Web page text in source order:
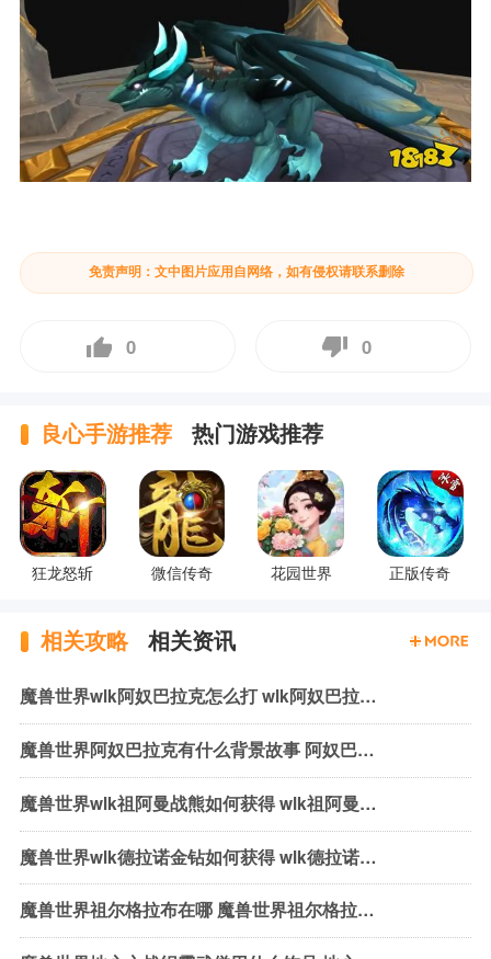
免责声明：文中图片应用自网络，如有侵权请联系删除
0 0
良心手游推荐 热门游戏推荐
狂龙怒斩 微信传奇 花园世界 正版传奇
相关攻略 相关资讯
魔兽世界wlk阿奴巴拉克怎么打 wlk阿奴巴拉克机制与打法
魔兽世界阿奴巴拉克有什么背景故事 阿奴巴拉克背景故事介绍
魔兽世界wlk祖阿曼战熊如何获得 wlk祖阿曼战熊获取方式介绍
魔兽世界wlk德拉诺金钻如何获得 wlk德拉诺金钻获取方法介绍
魔兽世界祖尔格拉布在哪 魔兽世界祖尔格拉布位置介绍